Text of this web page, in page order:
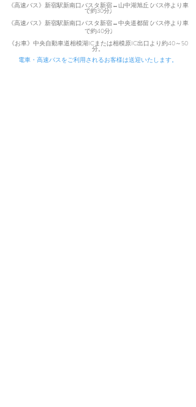
《高速バス》新宿駅新南口バスタ新宿↔山中湖旭丘 (バス停より車
で約30分)
《高速バス》新宿駅新南口バスタ新宿↔中央道都留 (バス停より車
で約40分)
《お車》中央自動車道相模湖ICまたは相模原IC出口より約40～50
分。
電車・高速バスをご利用されるお客様は送迎いたします。